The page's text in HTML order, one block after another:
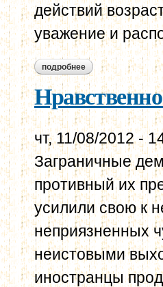
действий
уважение и
подробнее о нравственно-
чт, 11/08/2012 -
Заграничные
противный их
усилили свою к
неприязненных
неистовыми
иностранцы